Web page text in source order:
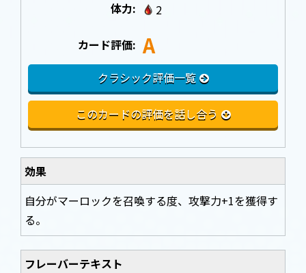
体力:
2
カード評価: A
クラシック評価一覧
このカードの評価を話し合う
効果
自分がマーロックを召喚する度、攻撃力+1を獲得す
る。
フレーバーテキスト